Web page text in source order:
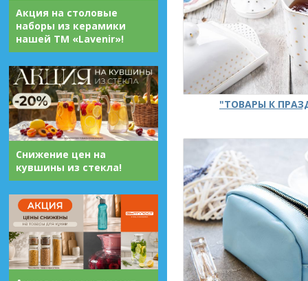
Акция на столовые
наборы из керамики
нашей ТМ «Lavenir»!
Снижение цен на
кувшины из стекла!
"ТОВАРЫ К